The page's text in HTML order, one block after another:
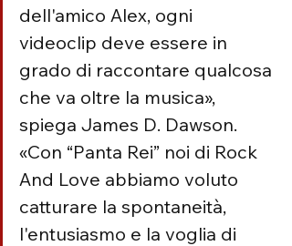
dell'amico Alex, ogni
videoclip deve essere in
grado di raccontare qualcosa
che va oltre la musica»,
spiega James D. Dawson.
«Con “Panta Rei” noi di Rock
And Love abbiamo voluto
catturare la spontaneità,
l'entusiasmo e la voglia di